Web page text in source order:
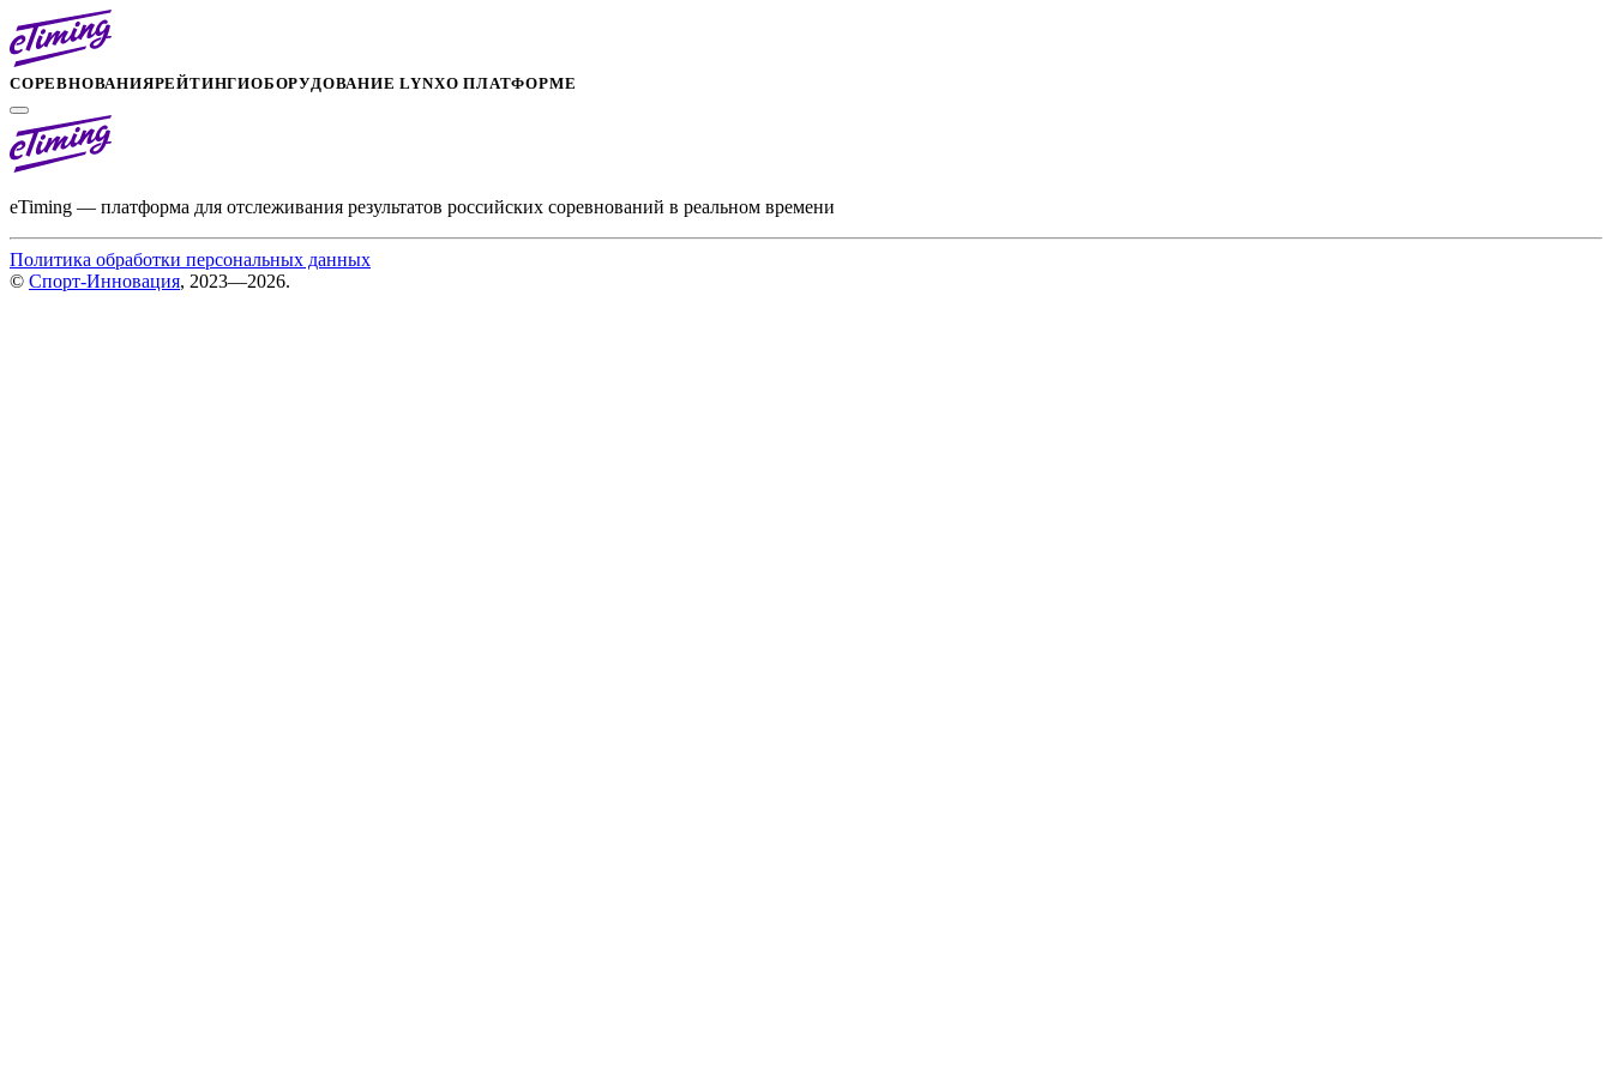
СОРЕВНОВАНИЯРЕЙТИНГИОБОРУДОВАНИЕ LYNXО ПЛАТФОРМЕ
eTiming — платформа для отслеживания результатов российских соревнований в реальном времени
Политика обработки персональных данных
© Спорт-Инновация, 2023—2026.